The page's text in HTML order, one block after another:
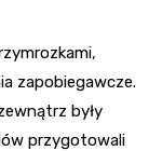
zapobiegawcze.
były
przygotowali